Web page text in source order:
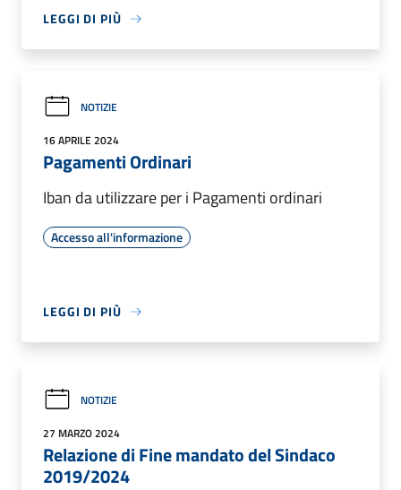
LEGGI DI PIÙ
NOTIZIE
16 APRILE 2024
Pagamenti Ordinari
Iban da utilizzare per i Pagamenti ordinari
Accesso all'informazione
LEGGI DI PIÙ
NOTIZIE
27 MARZO 2024
Relazione di Fine mandato del Sindaco
2019/2024